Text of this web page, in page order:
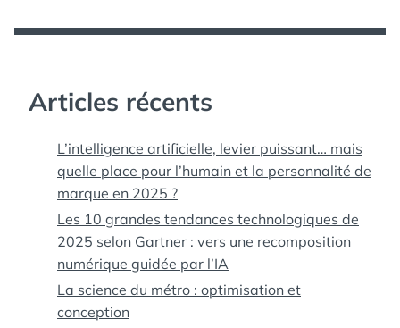
Articles récents
L’intelligence artificielle, levier puissant… mais
quelle place pour l’humain et la personnalité de
marque en 2025 ?
Les 10 grandes tendances technologiques de
2025 selon Gartner : vers une recomposition
numérique guidée par l’IA
La science du métro : optimisation et
conception